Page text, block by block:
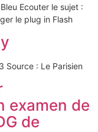
Ecouter le sujet :
le plug in Flash
Source : Le Parisien
examen de
de